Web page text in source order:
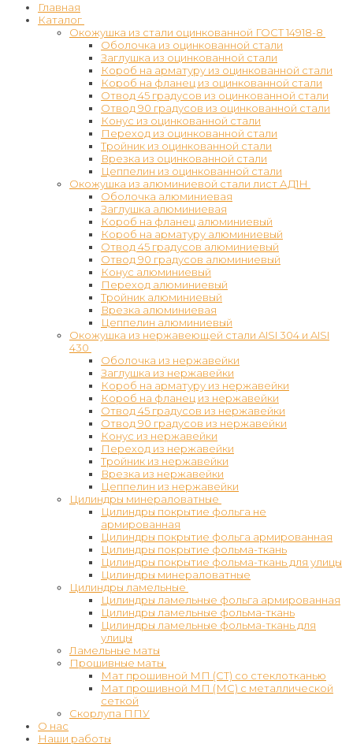
Главная
Каталог
Окожушка из стали оцинкованной ГОСТ 14918-8
Оболочка из оцинкованной стали
Заглушка из оцинкованной стали
Короб на арматуру из оцинкованной стали
Короб на фланец из оцинкованной стали
Отвод 45 градусов из оцинкованной стали
Отвод 90 градусов из оцинкованной стали
Конус из оцинкованной стали
Переход из оцинкованной стали
Тройник из оцинкованной стали
Врезка из оцинкованной стали
Цеппелин из оцинкованной стали
Окожушка из алюминиевой стали лист АД1Н
Оболочка алюминиевая
Заглушка алюминиевая
Короб на фланец алюминиевый
Короб на арматуру алюминиевый
Отвод 45 градусов алюминиевый
Отвод 90 градусов алюминиевый
Конус алюминиевый
Переход алюминиевый
Тройник алюминиевый
Врезка алюминиевая
Цеппелин алюминиевый
Окожушка из нержавеющей стали AISI 304 и AISI
430
Оболочка из нержавейки
Заглушка из нержавейки
Короб на арматуру из нержавейки
Короб на фланец из нержавейки
Отвод 45 градусов из нержавейки
Отвод 90 градусов из нержавейки
Конус из нержавейки
Переход из нержавейки
Тройник из нержавейки
Врезка из нержавейки
Цеппелин из нержавейки
Цилиндры минераловатные
Цилиндры покрытие фольга не
армированная
Цилиндры покрытие фольга армированная
Цилиндры покрытие фольма-ткань
Цилиндры покрытие фольма-ткань для улицы
Цилиндры минераловатные
Цилиндры ламельные
Цилиндры ламельные фольга армированная
Цилиндры ламельные фольма-ткань
Цилиндры ламельные фольма-ткань для
улицы
Ламельные маты
Прошивные маты
Мат прошивной МП (СТ) со стеклотканью
Мат прошивной МП (МС) с металлической
сеткой
Скорлупа ППУ
О нас
Наши работы